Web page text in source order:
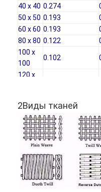
теперь говорите
Нержавеющая сталь
экструдерный
Сетка веревочки
Площадь для паделя
Трикотажная сетка
Корзина из габиона
40 х 40 0.274
50 х 50 0.193
60 х 60 0.193
80 х 80 0.122
100 х
100
0.102
120 х
150
0.071
200 х
200
0.050
250 х
250
0.040
300 х
300
0.040
325 х
2Виды тканей